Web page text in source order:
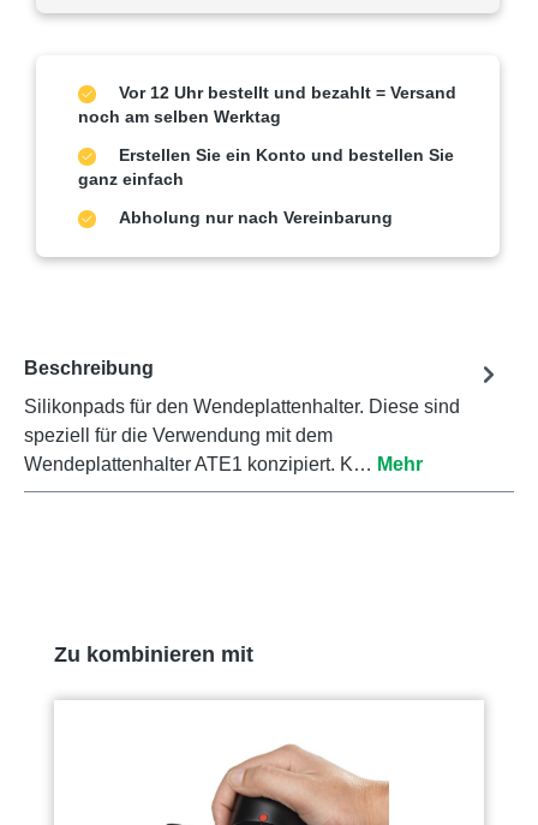
Vor 12 Uhr bestellt und bezahlt = Versand
noch am selben Werktag
Erstellen Sie ein Konto und bestellen Sie
ganz einfach
Abholung nur nach Vereinbarung
Beschreibung
Silikonpads für den Wendeplattenhalter. Diese sind
speziell für die Verwendung mit dem
Wendeplattenhalter ATE1 konzipiert. K… Mehr
Produktgalerie überspringen
Zu kombinieren mit